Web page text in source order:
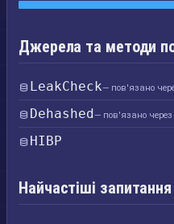
Джерела та методи
LeakCheck— пов'язано
Dehashed— пов'язано через
HIBP
Найчастіші запитання